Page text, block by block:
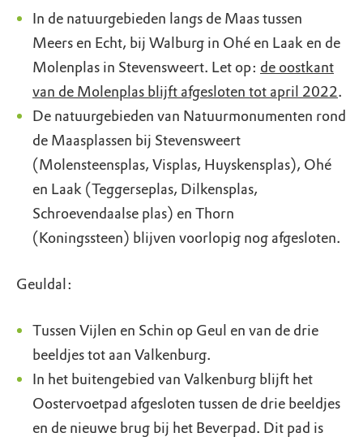
In de natuurgebieden langs de Maas tussen
Meers en Echt, bij Walburg in Ohé en Laak en de
Molenplas in Stevensweert. Let op: de oostkant
van de Molenplas blijft afgesloten tot april 2022.
De natuurgebieden van Natuurmonumenten rond
de Maasplassen bij Stevensweert
(Molensteensplas, Visplas, Huyskensplas), Ohé
en Laak (Teggerseplas, Dilkensplas,
Schroevendaalse plas) en Thorn
(Koningssteen) blijven voorlopig nog afgesloten.
Geuldal:
Tussen Vijlen en Schin op Geul en van de drie
beeldjes tot aan Valkenburg.
In het buitengebied van Valkenburg blijft het
Oostervoetpad afgesloten tussen de drie beeldjes
en de nieuwe brug bij het Beverpad. Dit pad is